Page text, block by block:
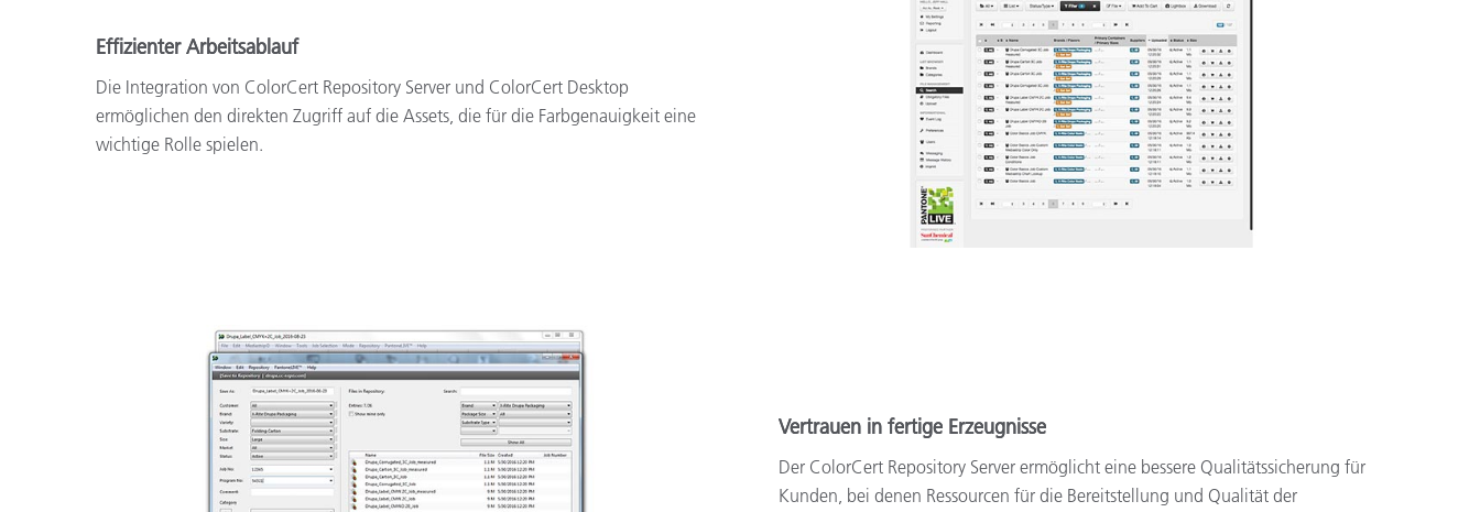
Effizienter Arbeitsablauf
Die Integration von ColorCert Repository Server und ColorCert Desktop
ermöglichen den direkten Zugriff auf die Assets, die für die Farbgenauigkeit eine
wichtige Rolle spielen.
Vertrauen in fertige Erzeugnisse
Der ColorCert Repository Server ermöglicht eine bessere Qualitätssicherung für
Kunden, bei denen Ressourcen für die Bereitstellung und Qualität der